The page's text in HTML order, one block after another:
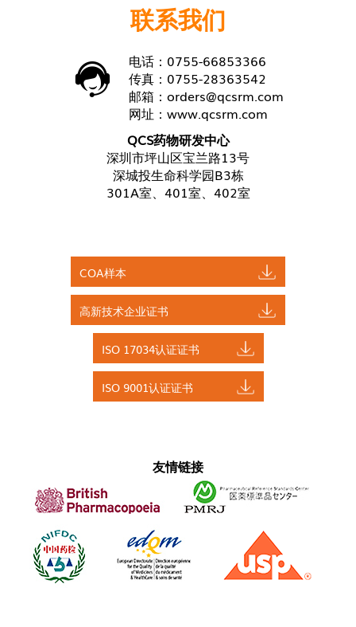
联系我们
电话：0755-66853366
传真：0755-28363542
邮箱： orders@qcsrm.com
网址： www.qcsrm.com
QCS药物研发中心
深圳市坪山区宝兰路13号
深城投生命科学园B3栋
301A室、401室、402室
COA样本
高新技术企业证书
ISO 17034认证证书
ISO 9001认证证书
友情链接